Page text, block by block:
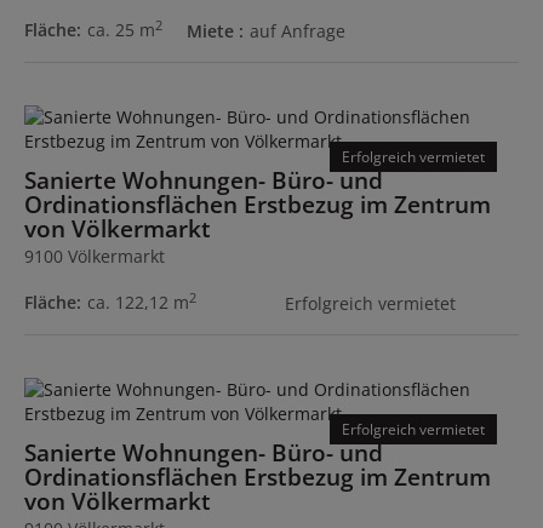
Fläche ca. 25 m2 Miete auf Anfrage
Erfolgreich vermietet
Sanierte Wohnungen- Büro- und
Ordinationsflächen Erstbezug im Zentrum
von Völkermarkt
9100 Völkermarkt
Fläche ca. 122,12 m2 Erfolgreich vermietet
Erfolgreich vermietet
Sanierte Wohnungen- Büro- und
Ordinationsflächen Erstbezug im Zentrum
von Völkermarkt